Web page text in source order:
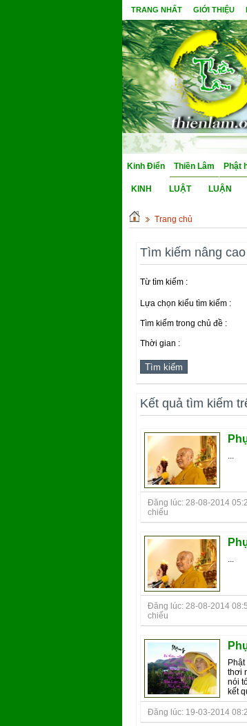
TRANG NHẤT GIỚI THIỆU
Kinh Điển
KINH LUẬT LUẬN
Thiền Lâm Phật
Trang chủ
Tìm kiếm nâng
Từ tìm kiếm :
Lựa chọn kiểu tìm kiếm :
Tìm kiếm trong chủ đề :
Thời gian :
Kết quả tìm kiếm
Đăng lúc: 28-08-2014
chiếu
Đăng lúc: 28-08-2014
chiếu
thơi
nói
kết
Đăng lúc: 19-03-2014